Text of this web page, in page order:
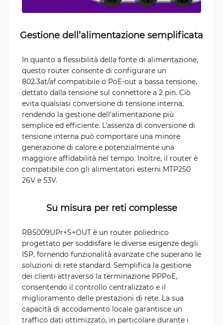
Gestione dell’alimentazione semplificata
In quanto a flessibilità della fonte di alimentazione,
questo router consente di configurare un
802.3at/af compatibile o PoE-out a bassa tensione,
dettato dalla tensione sul connettore a 2 pin. Ciò
evita qualsiasi conversione di tensione interna,
rendendo la gestione dell’alimentazione più
semplice ed efficiente. L’assenza di conversione di
tensione interna può comportare una minore
generazione di calore e potenzialmente una
maggiore affidabilità nel tempo. Inoltre, il router è
compatibile con gli alimentatori esterni MTP250
26V e 53V.
Su misura per reti complesse
RB5009UPr+S+OUT è un router poliedrico
progettato per soddisfare le diverse esigenze degli
ISP, fornendo funzionalità avanzate che superano le
soluzioni di rete standard. Semplifica la gestione
dei clienti attraverso la terminazione PPPoE,
consentendo il controllo centralizzato e il
miglioramento delle prestazioni di rete. La sua
capacità di accodamento locale garantisce un
traffico dati ottimizzato, in particolare durante i